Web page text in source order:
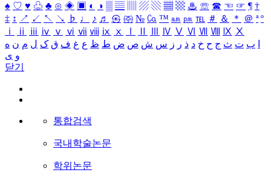
♠ ♡ ♥ ♧ ♣ ⊙ ◈ ▣ ◐ ◑ ▒ ▤ ▨ ▧ ▦ ▩ ♨ ☏ ☎ ☜ ☞ ¶ †
‡ ↕ ↗ ↙ ↖ ↘ ♭ ♩ ♪ ♬ ㉿ ㈜ № ㏇ ™ ㏂ ㏘ ℡ ＃ ＆ ＊ ＠ ª º
ⅰ
ⅱ ⅲ ⅳ ⅴ ⅵ ⅶ ⅷ ⅸ ⅹ Ⅳ Ⅴ Ⅵ Ⅶ Ⅷ Ⅸ Ⅹ
ب ت ث ج ح خ د ذ ر ز س ش ص ض ط ظ ع غ ف ق ک ل م ن ه
و ی
닫기
통합검색
국내학술논문
학위논문